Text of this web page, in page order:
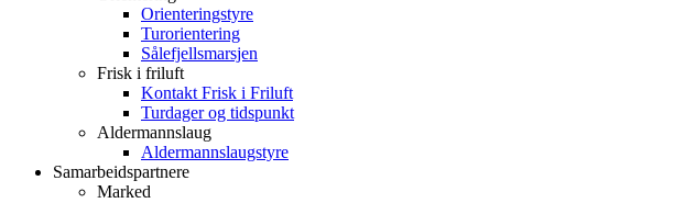
Orienteringstyre
Turorientering
Sålefjellsmarsjen
Frisk i friluft
Kontakt Frisk i Friluft
Turdager og tidspunkt
Aldermannslaug
Aldermannslaugstyre
Samarbeidspartnere
Marked